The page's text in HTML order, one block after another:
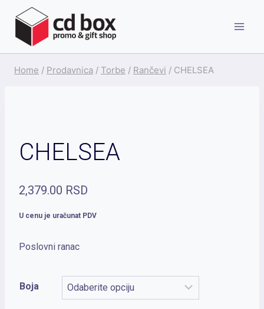
content
Home / Prodavnica / Torbe / Rančevi / CHELSEA
CHELSEA
2,379.00 RSD
U cenu je uračunat PDV
Poslovni ranac
Boja